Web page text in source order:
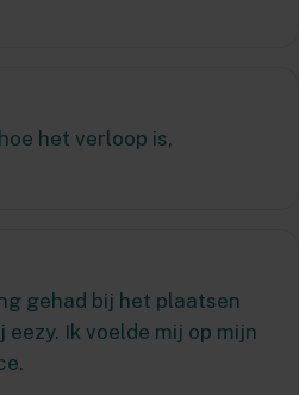
het verloop is,
gehad bij het plaatsen
Ik voelde mij op mijn